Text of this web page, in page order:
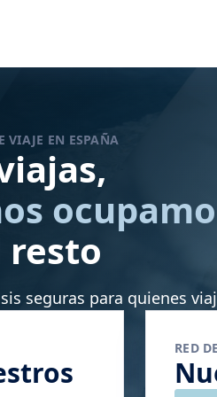
VIAJE EN ESPAÑA
resto
seguras para quienes
RED